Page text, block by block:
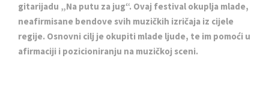
gitarijadu „Na putu za jug“. Ovaj festival okuplja mlade,
neafirmisane bendove svih muzičkih izričaja iz cijele
regije. Osnovni cilj je okupiti mlade ljude, te im pomoći u
afirmaciji i pozicioniranju na muzičkoj sceni.